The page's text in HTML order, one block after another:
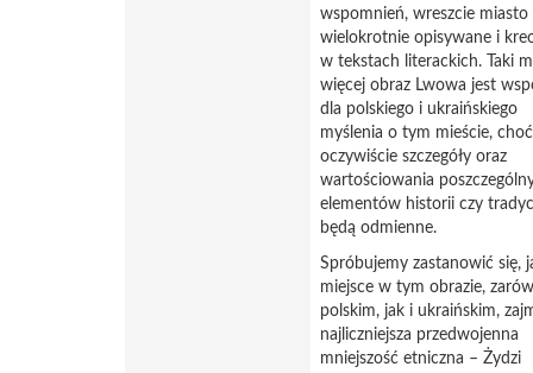
wspomnień, wreszcie miasto
wielokrotnie opisywane i
w tekstach literackich. Taki
więcej obraz Lwowa jest
dla polskiego i ukraińskiego
myślenia o tym mieście, choć
oczywiście szczegóły oraz
wartościowania
elementów historii czy
będą odmienne.
Spróbujemy zastanowić się,
miejsce w tym obrazie,
polskim, jak i ukraińskim,
najliczniejsza przedwojenna
mniejszość etniczna – Żydzi